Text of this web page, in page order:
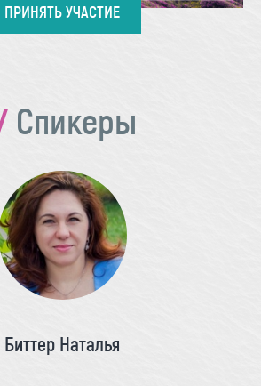
ПРИНЯТЬ УЧАСТИЕ
Спикеры
Биттер Наталья